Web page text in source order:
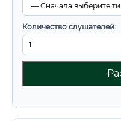
Количество слушателей: